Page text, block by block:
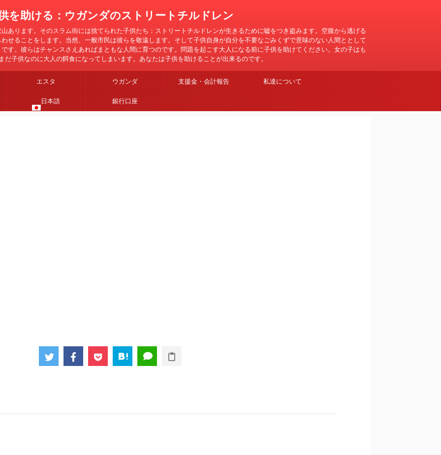
を助ける：ウガンダのストリートチルドレン
あります。そのスラム街には捨てられた子供たち：ストリートチルドレンが生きるために嘘をつき盗みます。空腹から逃げる
せることをします。当然、一般市民は彼らを敬遠します。そして子供自身が自分を不要なごみくずで意味のない人間ととして
す。彼らはチャンスさえあればまともな人間に育つのです。問題を起こす大人になる前に子供を助けてください。女の子はも
だ子供なのに大人の餌食になってしまいます。あなたは子供を助けることが出来るのです。
エスタ ウガンダ 支援金・会計報告 私達について
日本語 銀行口座